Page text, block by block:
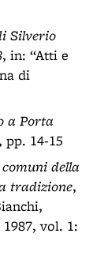
Silverio
, in: “Atti e
di
a Porta
14-15
della
tradizione,
vol. 1: